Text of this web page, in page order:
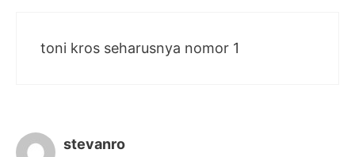
toni kros seharusnya nomor 1
stevanro